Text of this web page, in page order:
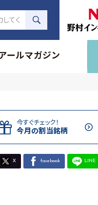
ールマガジン
今すぐチェック！
今月の割当銘柄
X facebook LINE